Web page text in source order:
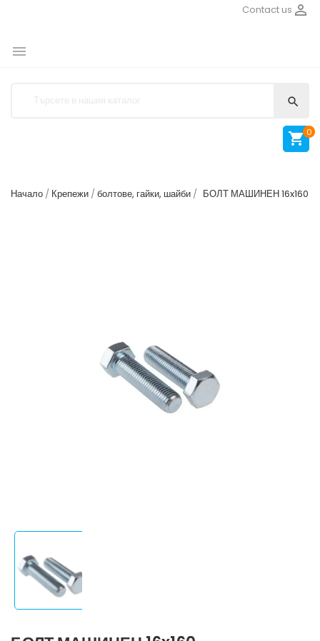

Contact us


 0
Начало Крепежи болтове, гайки, шайби БОЛТ МАШИНЕН 16x160